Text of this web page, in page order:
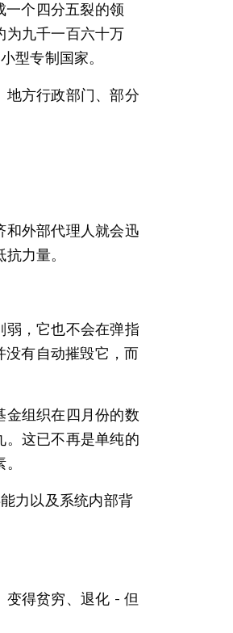
一个四分五裂的领
为九千一百六十万
型专制国家。
地方行政部门、部分
和外部代理人就会迅
力量。
弱，它也不会在弹指
有自动摧毁它，而
金组织在四月份的数
。这已不再是单纯的
力以及系统内部背
变得贫穷、退化 - 但